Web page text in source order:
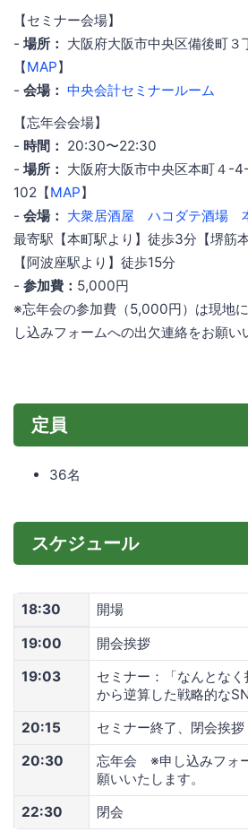
【セミナー会場】
-場所： 大阪府大阪市中央区備後町
【MAP】
- 会場： 中央会計セミナールーム
【忘年会会場】
- 時間： 20:30〜22:30
-場所： 大阪府大阪市中央区本町４-
102【MAP】
- 会場： 大衆居酒屋 ハコダテ酒場
最寄駅【本町駅より】徒歩3分【堺筋
【阿波座駅より】徒歩15分
- 参加費： 5,000円
※忘年会の参加費（5,000円）は現地
し込みフォームへの出欠連絡をお願い
定員
36名
スケジュール
18:30
開場
19:00
開会挨拶
19:03
セミナー：「なんとな
から逆算した戦略的な
20:15
セミナー終了、閉会挨拶
20:30
忘年会 ※申し込みフォ
願いいたします。
22:30
閉会